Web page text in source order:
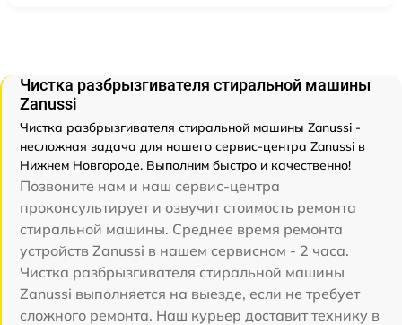
Чистка разбрызгивателя стиральной машины
Zanussi
Чистка разбрызгивателя стиральной машины Zanussi -
несложная задача для нашего сервис-центра Zanussi в
Нижнем Новгороде. Выполним быстро и качественно!
Позвоните нам и наш сервис-центра
проконсультирует и озвучит стоимость ремонта
стиральной машины. Среднее время ремонта
устройств Zanussi в нашем сервисном - 2 часа.
Чистка разбрызгивателя стиральной машины
Zanussi выполняется на выезде, если не требует
сложного ремонта. Наш курьер доставит технику в